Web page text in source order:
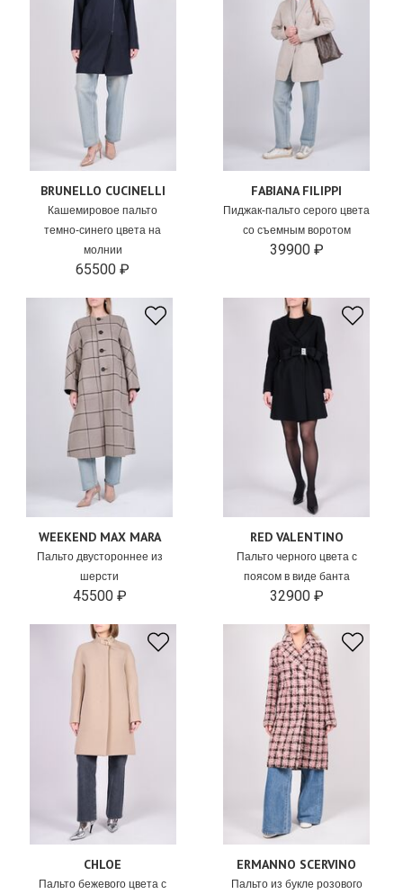
BRUNELLO CUCINELLI
Кашемировое пальто
темно-синего цвета на
молнии
65500 ₽
FABIANA FILIPPI
Пиджак-пальто серого цвета
со съемным воротом
39900 ₽
WEEKEND MAX MARA
Пальто двустороннее из
шерсти
45500 ₽
RED VALENTINO
Пальто черного цвета с
поясом в виде банта
32900 ₽
CHLOE
Пальто бежевого цвета с
ERMANNO SCERVINO
Пальто из букле розового